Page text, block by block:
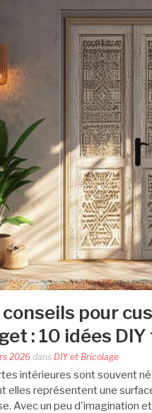
conseils pour
: 10 idées
2026dans DIY et Bricolage
intérieures sont souvent
elles représentent une
Avec un peu d'imagination